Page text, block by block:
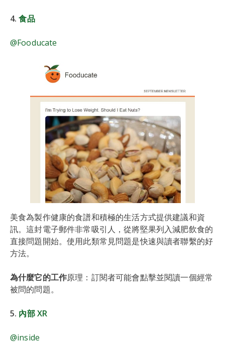
4.食品
@Fooducate
美食為製作健康的食譜和積極的生活方式提供建議和資
訊。這封電子郵件非常吸引人，從將堅果列入減肥飲食的
直接問題開始。使用此類常見問題是快速與讀者聯繫的好
方法。
為什麼它的工作原理：訂閱者可能會點擊並閱讀一個經常
被問的問題。
5. 內部 XR
@inside